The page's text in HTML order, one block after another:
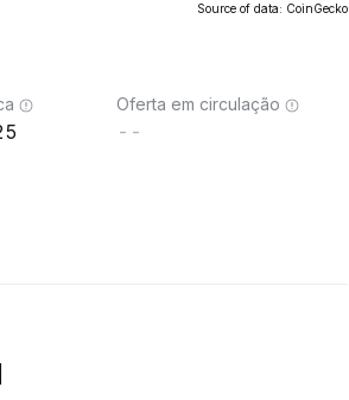
Source of data: CoinGecko
Oferta em circulação
--